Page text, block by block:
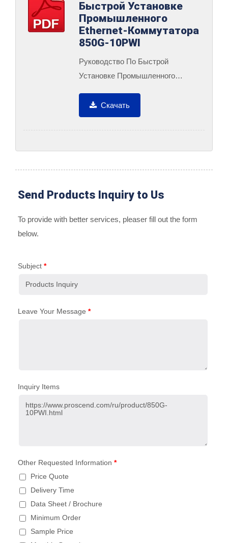
Быстрой Установке
Промышленного
Ethernet-Коммутатора
850G-10PWI
Руководство По Быстрой
Установке Промышленного
Скачать